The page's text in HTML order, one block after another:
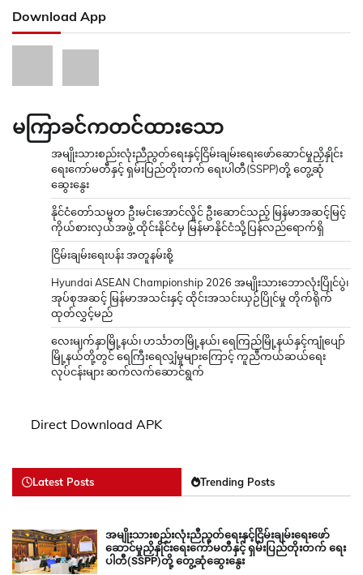
Download App
မကြာခင်ကတင်ထားသော
အမျိုးသားစည်းလုံးညီညွတ်ရေးနှင့်ငြိမ်းချမ်းရေးဖော်ဆောင်မှုညှိနှိုင်း
ရေးကော်မတီနှင့် ရှမ်းပြည်တိုးတက် ရေးပါတီ(SSPP)တို့ တွေ့ဆုံ
ဆွေးနွေး
နိုင်ငံတော်သမ္မတ ဦးမင်းအောင်လှိုင် ဦးဆောင်သည့် မြန်မာအဆင့်မြင့်
ကိုယ်စားလှယ်အဖွဲ့ ထိုင်းနိုင်ငံမှ မြန်မာနိုင်ငံသို့ပြန်လည်ရောက်ရှိ
ငြိမ်းချမ်းရေးပန်း အတူနမ်းစို့
Hyundai ASEAN Championship 2026 အမျိုးသားဘောလုံးပြိုင်ပွဲ၊
အုပ်စုအဆင့် မြန်မာအသင်းနှင့် ထိုင်းအသင်းယှဉ်ပြိုင်မှု တိုက်ရိုက်
ထုတ်လွှင့်မည်
လေးမျက်နှာမြို့နယ်၊ ဟင်္သာတမြို့နယ်၊ ရေကြည်မြို့နယ်နှင့်ကျုံပျော်
မြို့နယ်တို့တွင် ရေကြီးရေလျှံမှုများကြောင့် ကူညီကယ်ဆယ်ရေး
လုပ်ငန်းများ ဆက်လက်ဆောင်ရွက်
Direct Download APK
Latest Posts Trending Posts
အမျိုးသားစည်းလုံးညီညွတ်ရေးနှင့်ငြိမ်းချမ်းရေးဖော်
ဆောင်မှုညှိနှိုင်းရေးကော်မတီနှင့် ရှမ်းပြည်တိုးတက် ရေး
ပါတီ(SSPP)တို့ တွေ့ဆုံဆွေးနွေး